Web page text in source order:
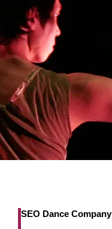
SEO Dance Company